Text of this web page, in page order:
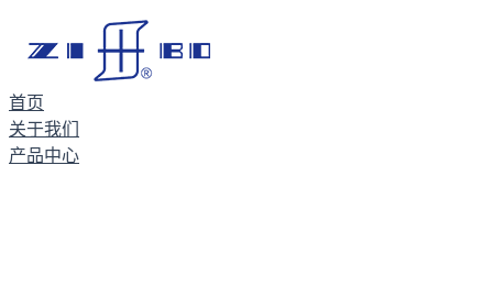
首页
关于我们
产品中心